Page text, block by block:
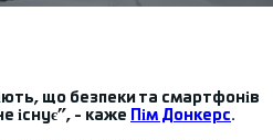
що безпеки та смартфонів
існує”, - каже
Пім Донкерс.